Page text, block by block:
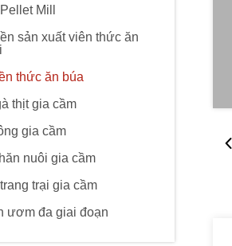
Mill
sản xuất viên thức ăn
thức ăn búa
thịt gia cầm
gia cầm
nuôi gia cầm
trại gia cầm
ươm đa giai đoạn